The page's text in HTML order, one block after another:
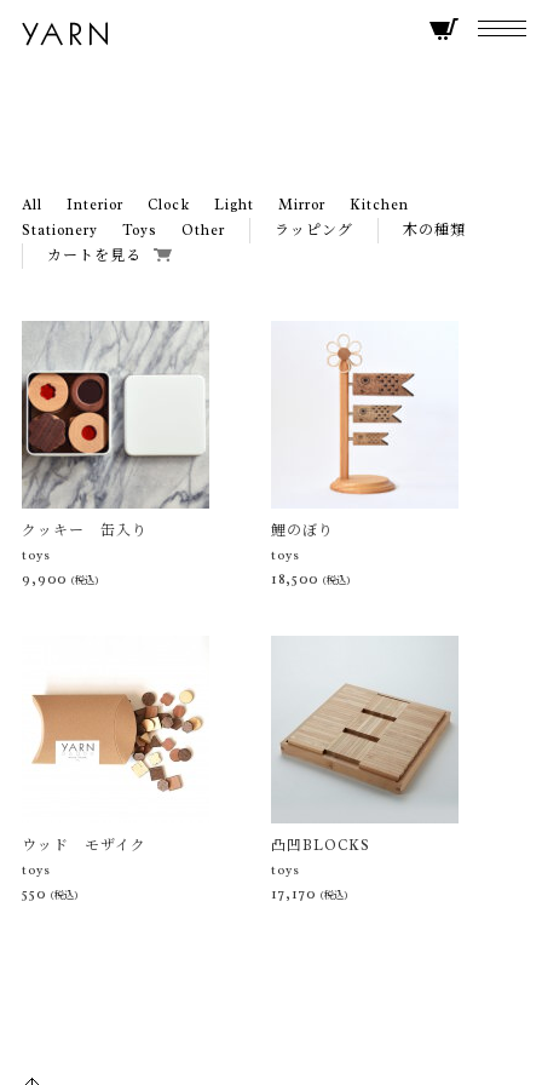
All Interior Clock Light Mirror
Kitchen
Stationery
Toys Other ラッピング
木の種類
カートを見る
クッキー 缶入り
toys
9,900 (税込)
鯉のぼり
toys
18,500 (税込)
ウッド モザイク
toys
550 (税込)
凸凹BLOCKS
toys
17,170 (税込)